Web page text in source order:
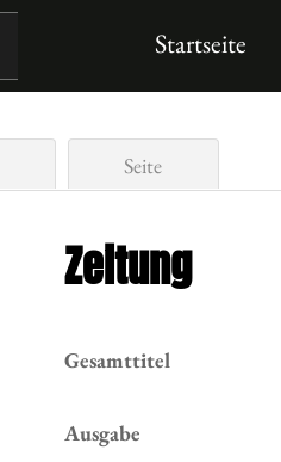
Startseite
Seite
Zeitung
Gesamttitel
Ausgabe